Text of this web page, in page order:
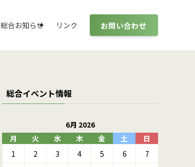
総合お知らせ リンク お問い合わせ
総合イベント情報
6月 2026
月
火 水 木 金 土
日
1
2 3 4 5 6
7